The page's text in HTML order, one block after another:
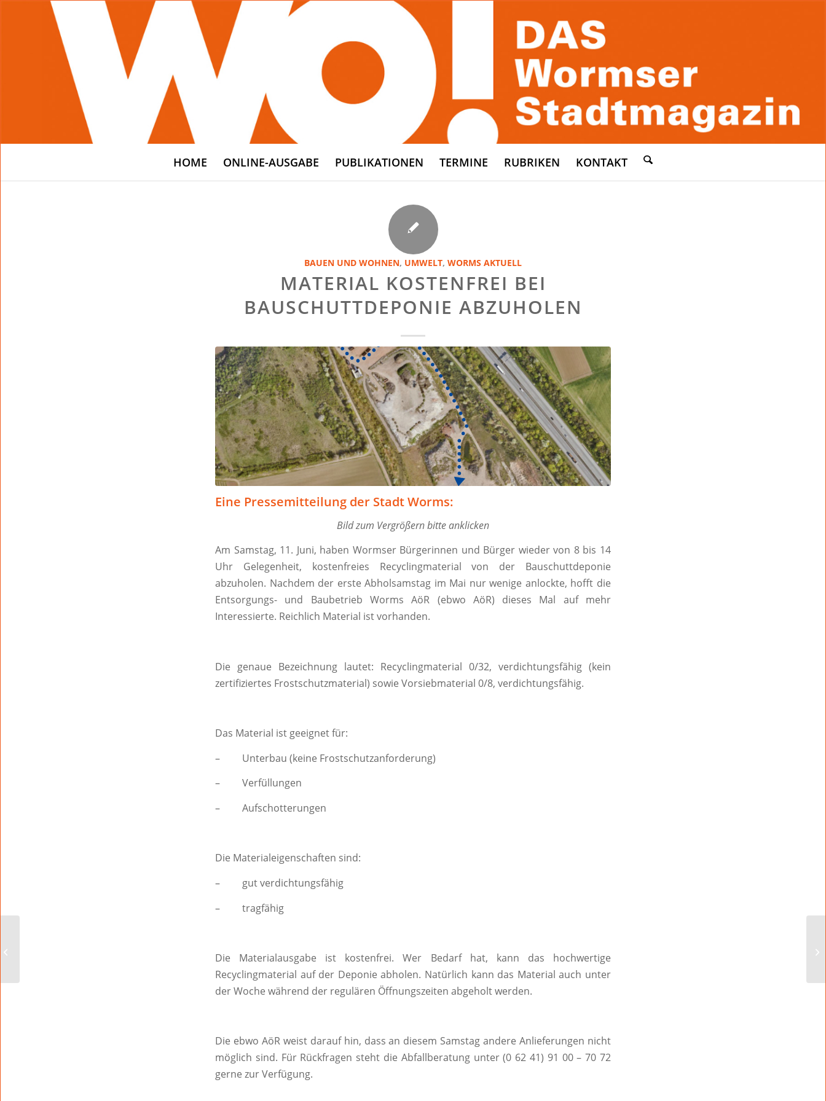
HOME ONLINE-AUSGABE PUBLIKATIONEN TERMINE RUBRIKEN KONTAKT
BAUEN UND WOHNEN, UMWELT, WORMS AKTUELL
MATERIAL KOSTENFREI BEI
BAUSCHUTTDEPONIE ABZUHOLEN
Eine Pressemitteilung der Stadt Worms:
Bild zum Vergrößern bitte anklicken
Am Samstag, 11. Juni, haben Wormser Bürgerinnen und Bürger wieder von 8 bis 14
Uhr Gelegenheit, kostenfreies Recyclingmaterial von der Bauschuttdeponie
abzuholen. Nachdem der erste Abholsamstag im Mai nur wenige anlockte, hofft die
Entsorgungs- und Baubetrieb Worms AöR (ebwo AöR) dieses Mal auf mehr
Interessierte. Reichlich Material ist vorhanden.
Die genaue Bezeichnung lautet: Recyclingmaterial 0/32, verdichtungsfähig (kein
zertifiziertes Frostschutzmaterial) sowie Vorsiebmaterial 0/8, verdichtungsfähig.
Das Material ist geeignet für:
– Unterbau (keine Frostschutzanforderung)
– Verfüllungen
– Aufschotterungen
Die Materialeigenschaften sind:
– gut verdichtungsfähig
– tragfähig
Die Materialausgabe ist kostenfrei. Wer Bedarf hat, kann das hochwertige
Recyclingmaterial auf der Deponie abholen. Natürlich kann das Material auch unter
der Woche während der regulären Öffnungszeiten abgeholt werden.
Die ebwo AöR weist darauf hin, dass an diesem Samstag andere Anlieferungen nicht
möglich sind. Für Rückfragen steht die Abfallberatung unter (0 62 41) 91 00 – 70 72
gerne zur Verfügung.